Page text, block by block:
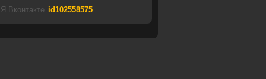
Я Вконтакте id102558575